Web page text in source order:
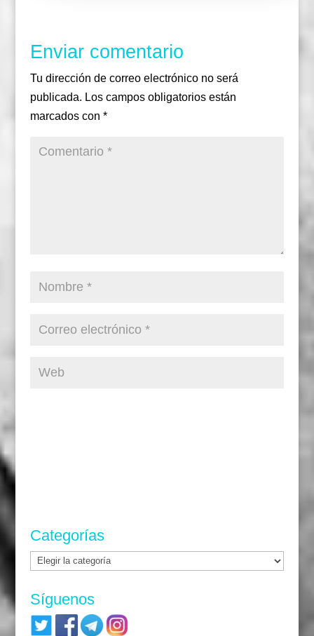
Enviar comentario
Tu dirección de correo electrónico no será
publicada. Los campos obligatorios están
marcados con *
Categorías
Categorías
Síguenos